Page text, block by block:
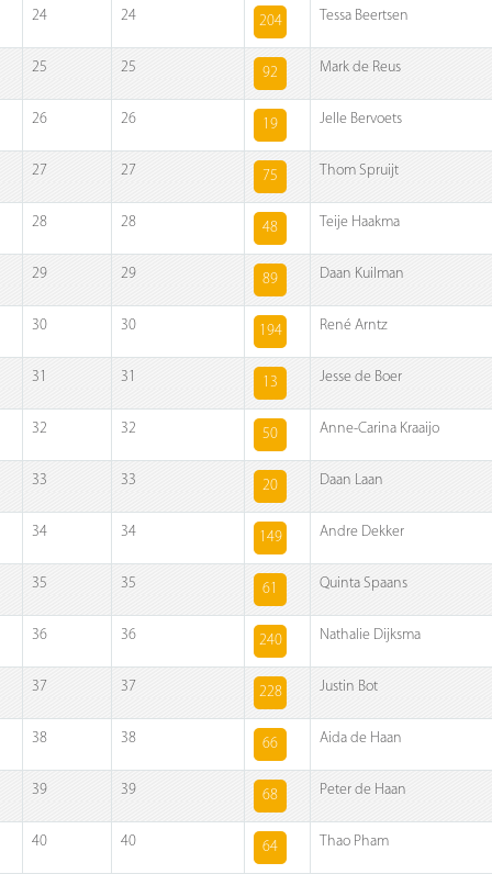
24 24 204 Tessa Beertsen
25 25 92 Mark de Reus
26 26 19 Jelle Bervoets
27 27 75 Thom Spruijt
28 28 48 Teije Haakma
29 29 89 Daan Kuilman
30 30 194 René Arntz
31 31 13 Jesse de Boer
32 32 50 Anne-Carina Kraaijo
33 33 20 Daan Laan
34 34 149 Andre Dekker
35 35 61 Quinta Spaans
36 36 240 Nathalie Dijksma
37 37 228 Justin Bot
38 38 66 Aida de Haan
39 39 68 Peter de Haan
40 40 64 Thao Pham